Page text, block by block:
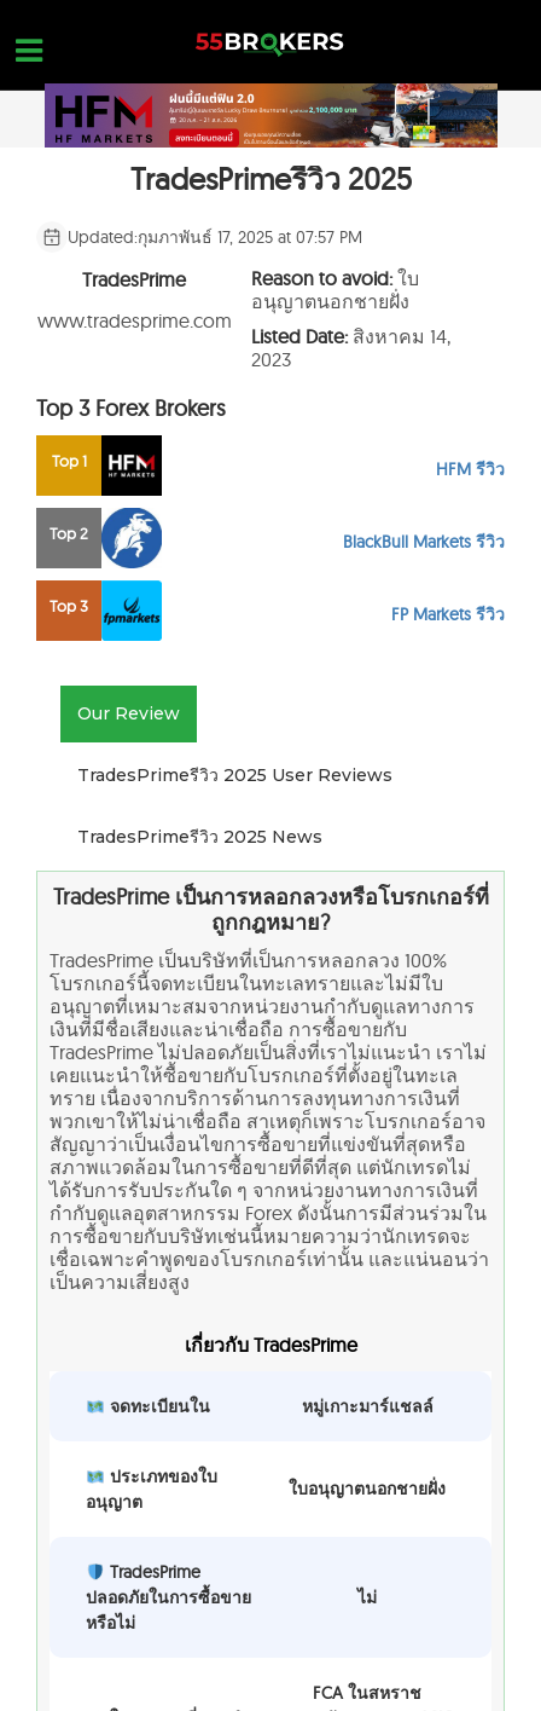
content
โบรกเกอร์ที่อยู่ในบัญชีดำ
การศึกษา FOREX
ติดต่อสอบถาม
TradesPrimeรีวิว 2025
Updated:กุมภาพันธ์ 17, 2025 at 07:57 PM
TradesPrime
www.tradesprime.com
Reason to avoid:ใบ
อนุญาตนอกชายฝั่ง
Listed Date:สิงหาคม 14,
2023
Top 3 Forex Brokers
Top 1 HFM รีวิว
Top 2 BlackBull Markets รีวิว
Top 3 FP Markets รีวิว
Our Review
TradesPrimeรีวิว 2025 User Reviews
TradesPrimeรีวิว 2025 News
TradesPrime เป็นการหลอกลวงหรือโบรกเกอร์ที่
ถูกกฎหมาย?
TradesPrime เป็นบริษัทที่เป็นการหลอกลวง 100%
โบรกเกอร์นี้จดทะเบียนในทะเลทรายและไม่มีใบ
อนุญาตที่เหมาะสมจากหน่วยงานกำกับดูแลทางการ
เงินที่มีชื่อเสียงและน่าเชื่อถือ การซื้อขายกับ
TradesPrime ไม่ปลอดภัยเป็นสิ่งที่เราไม่แนะนำ เราไม่
เคยแนะนำให้ซื้อขายกับโบรกเกอร์ที่ตั้งอยู่ในทะเล
ทราย เนื่องจากบริการด้านการลงทุนทางการเงินที่
พวกเขาให้ไม่น่าเชื่อถือ สาเหตุก็เพราะโบรกเกอร์อาจ
สัญญาว่าเป็นเงื่อนไขการซื้อขายที่แข่งขันที่สุดหรือ
สภาพแวดล้อมในการซื้อขายที่ดีที่สุด แต่นักเทรดไม่
ได้รับการรับประกันใด ๆ จากหน่วยงานทางการเงินที่
กำกับดูแลอุตสาหกรรม Forex ดังนั้นการมีส่วนร่วมใน
การซื้อขายกับบริษัทเช่นนี้หมายความว่านักเทรดจะ
เชื่อเฉพาะคำพูดของโบรกเกอร์เท่านั้น และแน่นอนว่า
เป็นความเสี่ยงสูง
เกี่ยวกับ TradesPrime
จดทะเบียนใน หมู่เกาะมาร์แชลล์
ประเภทของใบ
อนุญาต
ใบอนุญาตนอกชายฝั่ง
TradesPrime
ปลอดภัยในการซื้อขาย
หรือไม่
ไม่
FCA ในสหราช